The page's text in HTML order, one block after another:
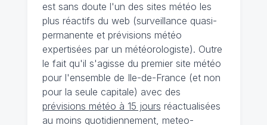
est sans doute l'un des sites météo les
plus réactifs du web (surveillance quasi-
permanente et prévisions météo
expertisées par un météorologiste). Outre
le fait qu'il s'agisse du premier site météo
pour l'ensemble de Ile-de-France (et non
pour la seule capitale) avec des
prévisions météo à 15 jours réactualisées
au moins quotidiennement, meteo-